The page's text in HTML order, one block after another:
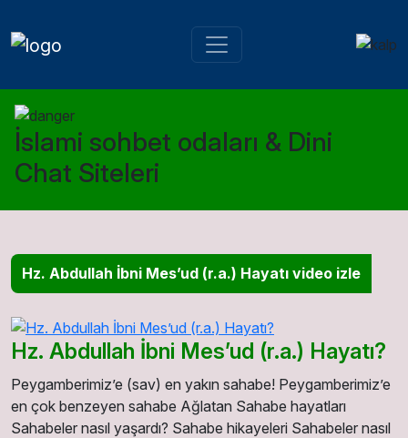
İslami sohbet odaları & Dini
Chat Siteleri
Hz. Abdullah İbni Mes’ud (r.a.) Hayatı video izle
Hz. Abdullah İbni Mes’ud (r.a.) Hayatı?
Peygamberimiz’e (sav) en yakın sahabe! Peygamberimiz’e
en çok benzeyen sahabe Ağlatan Sahabe hayatları
Sahabeler nasıl yaşardı? Sahabe hikayeleri Sahabeler nasıl